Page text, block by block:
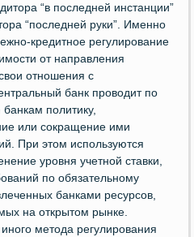
“в последней инстанции”
“последней руки”. Именно
кредитное регулирование
от направления
отношения с
банк проводит по
политику,
или сокращение ими
При этом используются
уровня учетной ставки,
по обязательному
банками ресурсов,
на открытом рынке.
метода регулирования